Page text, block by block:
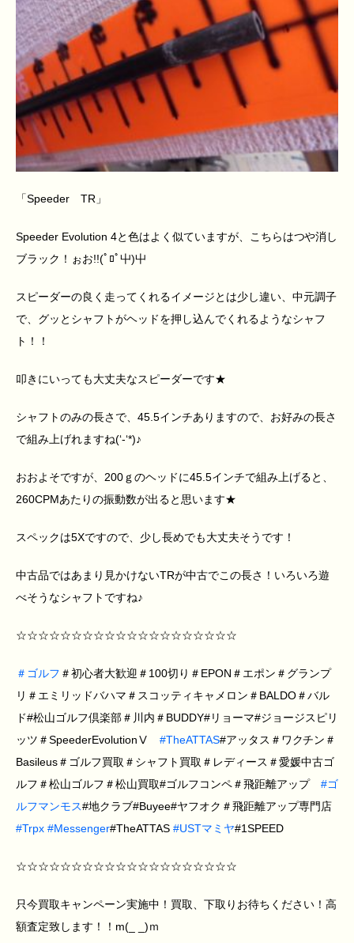
「Speeder TR」
Speeder Evolution 4と色はよく似ていますが、こちらはつや消し
ブラック！ぉお!!(ﾟﾛﾟ屮)屮
スピーダーの良く走ってくれるイメージとは少し違い、中元調子
で、グッとシャフトがヘッドを押し込んでくれるようなシャフ
ト！！
叩きにいっても大丈夫なスピーダーです★
シャフトのみの長さで、45.5インチありますので、お好みの長さ
で組み上げれますね(‘-‘*)♪
おおよそですが、200ｇのヘッドに45.5インチで組み上げると、
260CPMあたりの振動数が出ると思います★
スペックは5Xですので、少し長めでも大丈夫そうです！
中古品ではあまり見かけないTRが中古でこの長さ！いろいろ遊
べそうなシャフトですね♪
☆☆☆☆☆☆☆☆☆☆☆☆☆☆☆☆☆☆☆☆
＃ ゴルフ ＃初心者大歓迎＃100切り＃EPON＃エポン＃グランプ
リ＃エミリッドバハマ＃スコッティキャメロン＃BALDO＃バル
ド#松山ゴルフ倶楽部＃川内＃BUDDY#リョーマ#ジョージスピリ
ッツ＃SpeederEvolutionⅤ #TheATTAS#アッタス＃ワクチン＃
Basileus＃ゴルフ買取＃シャフト買取＃レディース＃愛媛中古ゴ
ルフ＃松山ゴルフ＃松山買取#ゴルフコンペ＃飛距離アップ #ゴ
ルフマンモス#地クラブ#Buyee#ヤフオク＃飛距離アップ専門店
#Trpx #Messenger#TheATTAS #USTマミヤ#1SPEED
☆☆☆☆☆☆☆☆☆☆☆☆☆☆☆☆☆☆☆☆
只今買取キャンペーン実施中！買取、下取りお待ちください！高
額査定致します！！m(_ _)ｍ